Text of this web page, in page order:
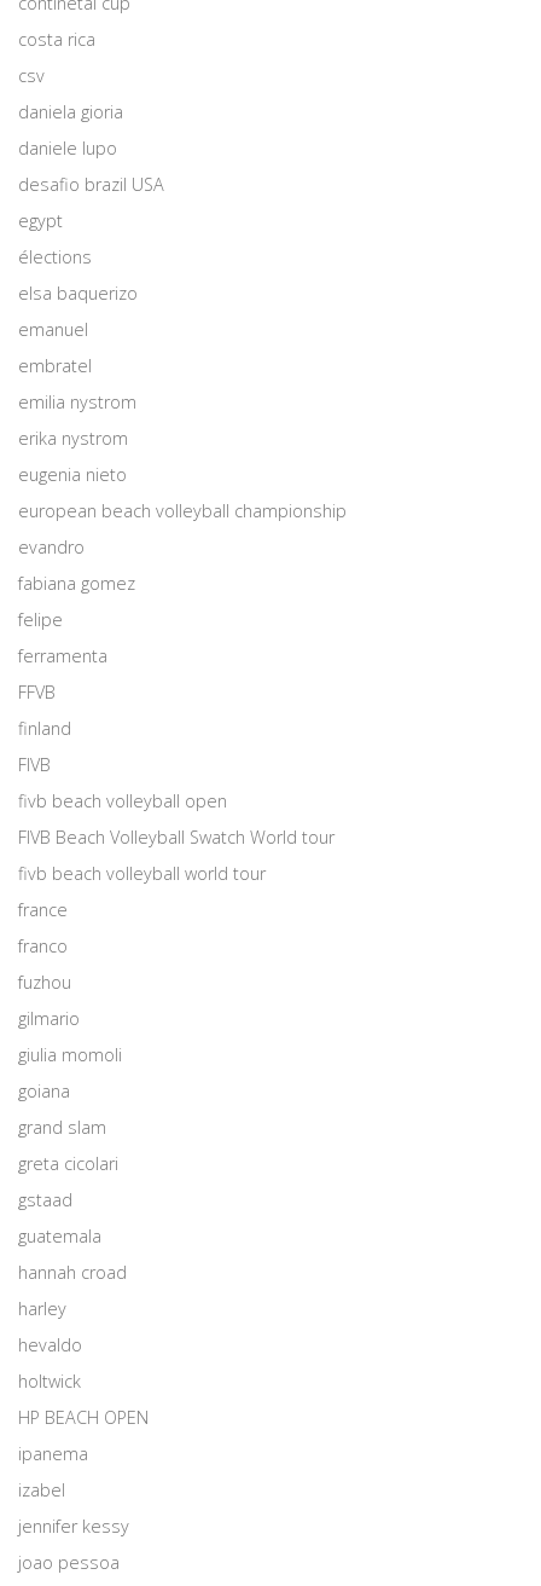
costa rica
csv
daniela gioria
daniele lupo
desafio brazil USA
egypt
élections
elsa baquerizo
emanuel
embratel
emilia nystrom
erika nystrom
eugenia nieto
european beach volleyball championship
evandro
fabiana gomez
felipe
ferramenta
FFVB
finland
FIVB
fivb beach volleyball open
FIVB Beach Volleyball Swatch World tour
fivb beach volleyball world tour
france
franco
fuzhou
gilmario
giulia momoli
goiana
grand slam
greta cicolari
gstaad
guatemala
hannah croad
harley
hevaldo
holtwick
HP BEACH OPEN
ipanema
izabel
jennifer kessy
joao pessoa